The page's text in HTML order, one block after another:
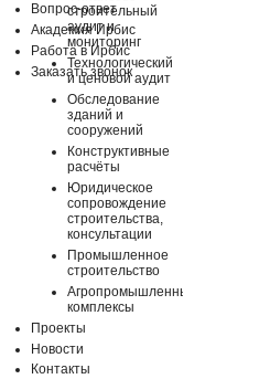
строительный
аудит и
мониторинг
Технологический
и ценовой аудит
Обследование
зданий и
сооружений
Конструктивные
расчёты
Юридическое
сопровождение
строительства,
консультации
Промышленное
строительство
Агропромышленные
комплексы
Проекты
Новости
Контакты
Вопрос-ответ
Академия Ирбис
Работа в Ирбис
Заказать звонок